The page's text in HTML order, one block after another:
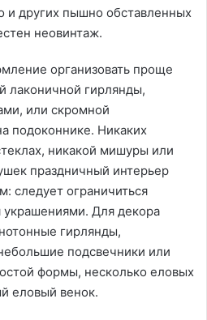
и других пышно обставленных
неовинтаж.
организовать проще
лаконичной гирлянды,
или скромной
подоконнике. Никаких
никакой мишуры или
праздничный интерьер
следует ограничиться
Для декора
гирлянды,
подсвечники или
формы, несколько еловых
еловый венок.